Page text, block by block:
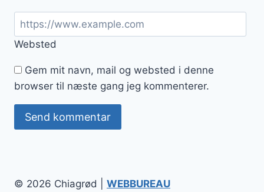
Websted
Gem mit navn, mail og websted i denne
browser til næste gang jeg kommenterer.
© 2026 Chiagrød | WEBBUREAU